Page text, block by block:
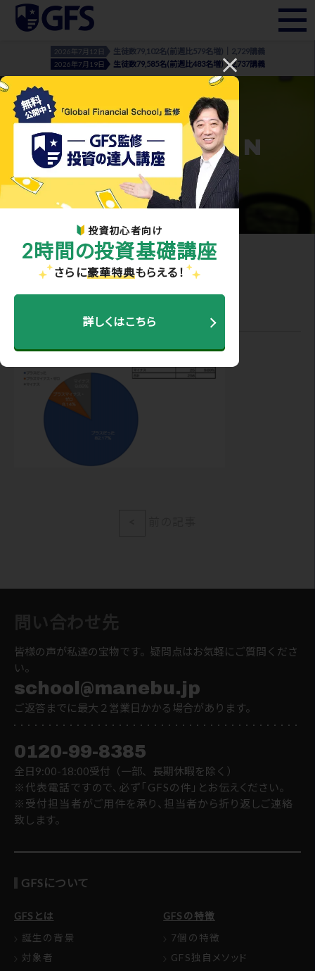
2026年7月12日 生徒数79,102名(前週比579名増)｜2,729講義
2026年7月19日 生徒数79,585名(前週比483名増)｜2,737講義
投資初心者向け
2時間の投資基礎講座
さらに豪華特典もらえる！
詳しくはこちら
INFORMATION
- お知らせ・メディア実績 -
ホーム>お知らせ・メディア実績> return‗01
2021.03.18
皆様の声が私達の宝物です。疑問点はお気軽にご質問くださ
い。
school@manebu.jp
ご返答までに最大２営業日かかる場合があります。
0120-99-8385
全日9:00-18:00受付（一部、長期休暇を除く）
※代表電話ですので、必ず「GFSの件」とお伝えください。
※受付担当者がご用件を承り、担当者から折り返しご連絡
致します。
GFSについて
GFSとは
誕生の背景
対象者
GFSの特徴
7個の特徴
GFS独自メソッド